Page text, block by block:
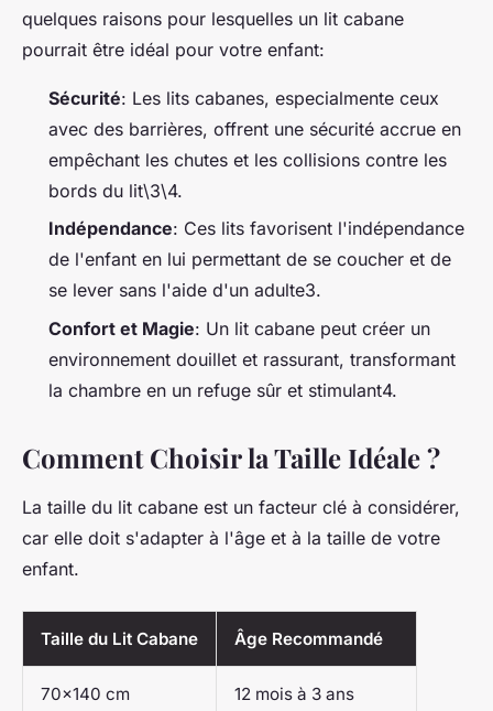
quelques raisons pour lesquelles un lit cabane
pourrait être idéal pour votre enfant:
Sécurité: Les lits cabanes, especialmente ceux
avec des barrières, offrent une sécurité accrue en
empêchant les chutes et les collisions contre les
bords du lit\3\4.
Indépendance: Ces lits favorisent l'indépendance
de l'enfant en lui permettant de se coucher et de
se lever sans l'aide d'un adulte3.
Confort et Magie: Un lit cabane peut créer un
environnement douillet et rassurant, transformant
la chambre en un refuge sûr et stimulant4.
Comment Choisir la Taille Idéale ?
La taille du lit cabane est un facteur clé à considérer,
car elle doit s'adapter à l'âge et à la taille de votre
enfant.
Taille du Lit Cabane Âge Recommandé
70x140 cm 12 mois à 3 ans